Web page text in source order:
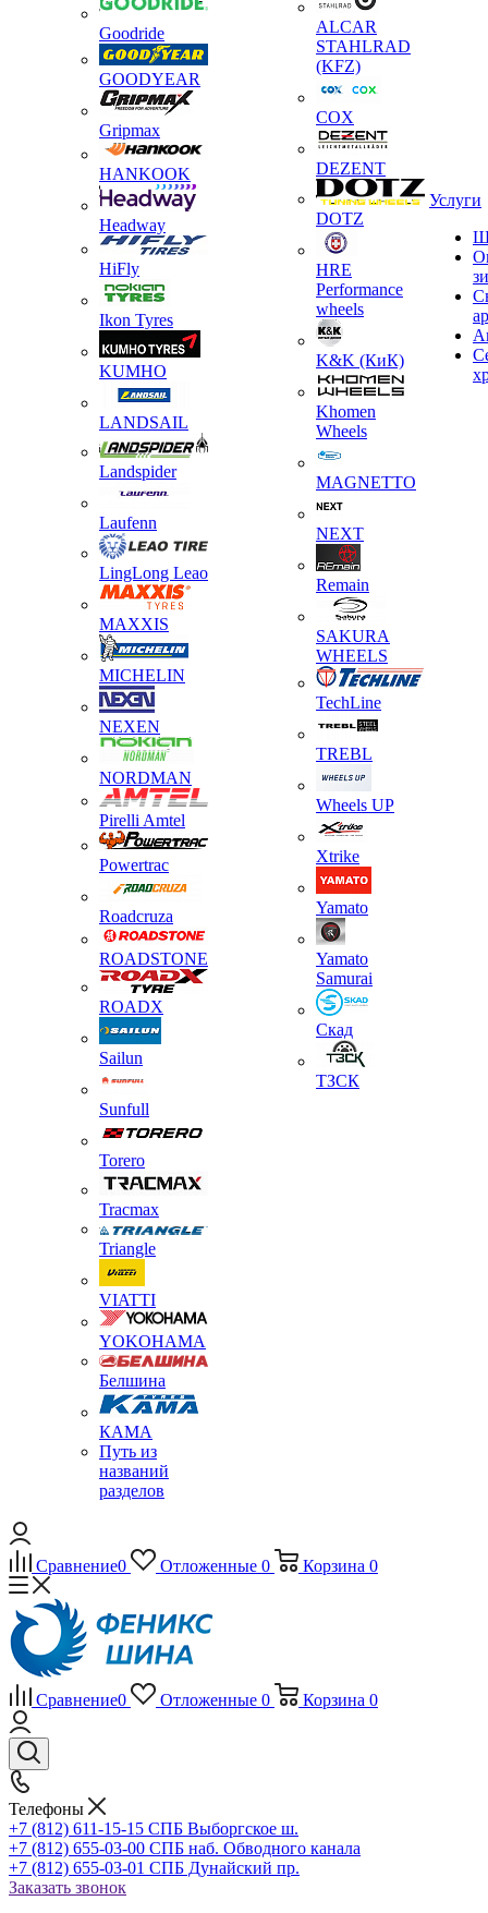
Goodride
GOODYEAR
Gripmax
HANKOOK
Headway
HiFly
Ikon Tyres
KUMHO
LANDSAIL
Landspider
Laufenn
LingLong Leao
MAXXIS
MICHELIN
NEXEN
NORDMAN
Pirelli Amtel
Powertrac
Roadcruza
ROADSTONE
ROADX
Sailun
Sunfull
Torero
Tracmax
Triangle
VIATTI
YOKOHAMA
Белшина
КАМА
Путь из
названий
разделов
ALCAR
STAHLRAD
(KFZ)
COX
DEZENT
DOTZ
HRE
Performance
wheels
K&K (КиК)
Khomen
Wheels
MAGNETTO
NEXT
Remain
SAKURA
WHEELS
TechLine
TREBL
Wheels UP
Xtrike
Yamato
Yamato
Samurai
Скад
ТЗСК
Услуги
Сравнение0 Отложенные 0 Корзина 0
Сравнение0 Отложенные 0 Корзина 0
Телефоны
+7 (812) 611-15-15 СПБ Выборгское ш.
+7 (812) 655-03-00 СПБ наб. Обводного канала
+7 (812) 655-03-01 СПБ Дунайский пр.
Заказать звонок